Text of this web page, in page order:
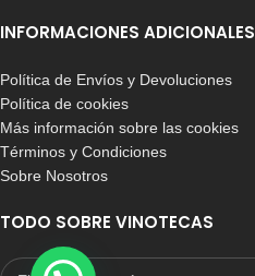
INFORMACIONES ADICIONALES
Política de Envíos y Devoluciones
Política de cookies
Más información sobre las cookies
Términos y Condiciones
Sobre Nosotros
TODO SOBRE VINOTECAS